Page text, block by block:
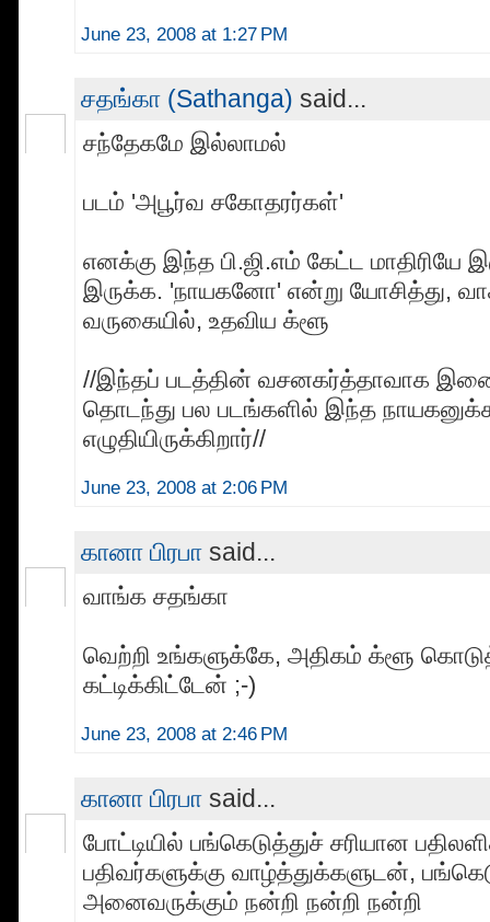
June 23, 2008 at 1:27 PM
சதங்கா (Sathanga) said...
சந்தேகமே இல்லாமல்
படம் 'அபூர்வ சகோதரர்கள்'
எனக்கு இந்த பி.ஜி.எம் கேட்ட மாதிரியே
இருக்க. 'நாயகனோ' என்று யோசித்து,
வருகையில், உதவிய க்ளூ
//இந்தப் படத்தின் வசனகர்த்தாவாக
தொடந்து பல படங்களில் இந்த
எழுதியிருக்கிறார்//
June 23, 2008 at 2:06 PM
கானா பிரபா said...
வாங்க சதங்கா
வெற்றி உங்களுக்கே, அதிகம் க்ளூ
கட்டிக்கிட்டேன் ;-)
June 23, 2008 at 2:46 PM
கானா பிரபா said...
போட்டியில் பங்கெடுத்துச் சரியான
பதிவர்களுக்கு வாழ்த்துக்களுடன்,
அனைவருக்கும் நன்றி நன்றி நன்றி